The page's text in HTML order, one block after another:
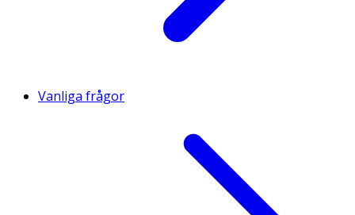
Vanliga frågor